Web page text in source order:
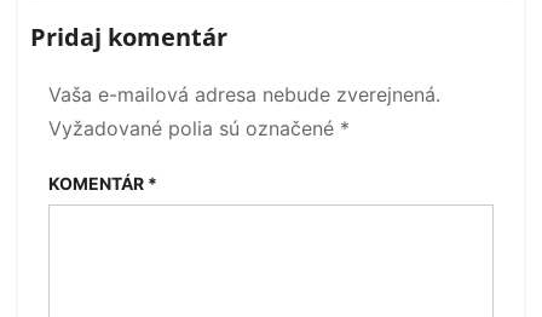
Pridaj komentár
Vaša e-mailová adresa nebude zverejnená.
Vyžadované polia sú označené *
KOMENTÁR *